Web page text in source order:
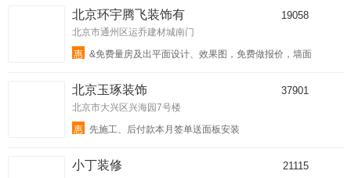
北京环宇腾飞装饰有 19058
北京市通州区运乔建材城南门
惠
&免费量房及出平面设计、效果图，免费做报价，墙面
北京玉琢装饰 37901
北京市大兴区兴海园7号楼
惠
先施工、后付款本月签单送面板安装
小丁装修 21115